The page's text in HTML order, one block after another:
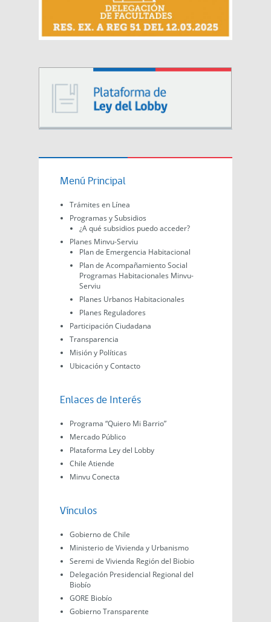
Menú Principal
Trámites en Línea
Programas y Subsidios
¿A qué subsidios puedo acceder?
Planes Minvu-Serviu
Plan de Emergencia Habitacional
Plan de Acompañamiento Social
Programas Habitacionales Minvu-
Serviu
Planes Urbanos Habitacionales
Planes Reguladores
Participación Ciudadana
Transparencia
Misión y Políticas
Ubicación y Contacto
Enlaces de Interés
Programa “Quiero Mi Barrio”
Mercado Público
Plataforma Ley del Lobby
Chile Atiende
Minvu Conecta
Vínculos
Gobierno de Chile
Ministerio de Vivienda y Urbanismo
Seremi de Vivienda Región del Biobio
Delegación Presidencial Regional del
Biobío
GORE Biobío
Gobierno Transparente